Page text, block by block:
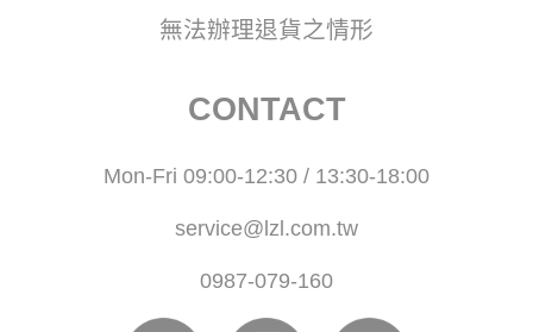
無法辦理退貨之情形
CONTACT
Mon-Fri 09:00-12:30 / 13:30-18:00
service@lzl.com.tw
0987-079-160